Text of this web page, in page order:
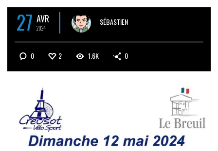
27 AVR
2024
SÉBASTIEN
0 2 1.6K 0